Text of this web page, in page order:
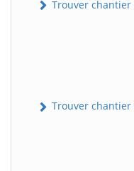
Trouver
Trouver